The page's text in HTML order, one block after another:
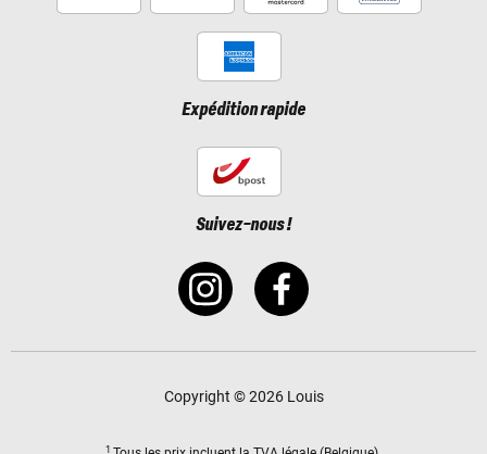
Expédition rapide
Suivez-nous !
Copyright © 2026 Louis
1